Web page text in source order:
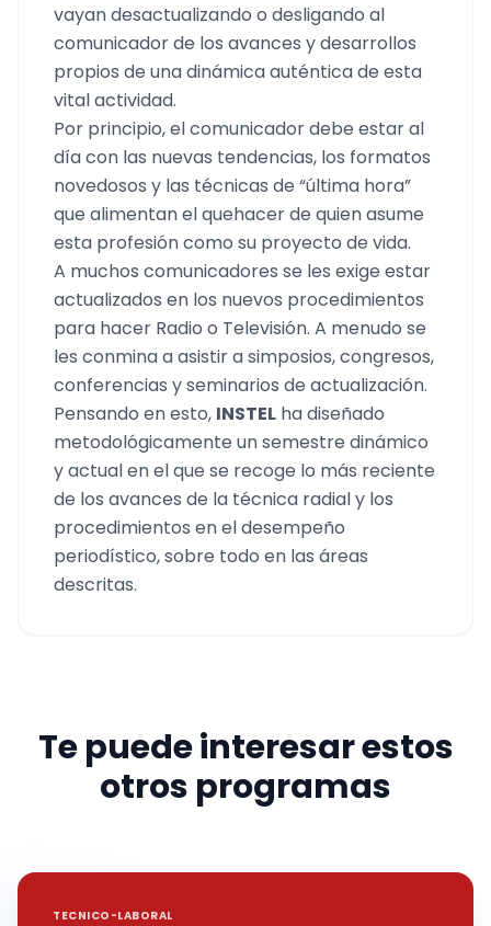
vayan desactualizando o desligando al
comunicador de los avances y desarrollos
propios de una dinámica auténtica de esta
vital actividad.
Por principio, el comunicador debe estar al
día con las nuevas tendencias, los formatos
novedosos y las técnicas de “última hora”
que alimentan el quehacer de quien asume
esta profesión como su proyecto de vida.
A muchos comunicadores se les exige estar
actualizados en los nuevos procedimientos
para hacer Radio o Televisión. A menudo se
les conmina a asistir a simposios, congresos,
conferencias y seminarios de actualización.
Pensando en esto, INSTEL ha diseñado
metodológicamente un semestre dinámico
y actual en el que se recoge lo más reciente
de los avances de la técnica radial y los
procedimientos en el desempeño
periodístico, sobre todo en las áreas
descritas.
Te puede interesar estos
otros programas
TECNICO-LABORAL